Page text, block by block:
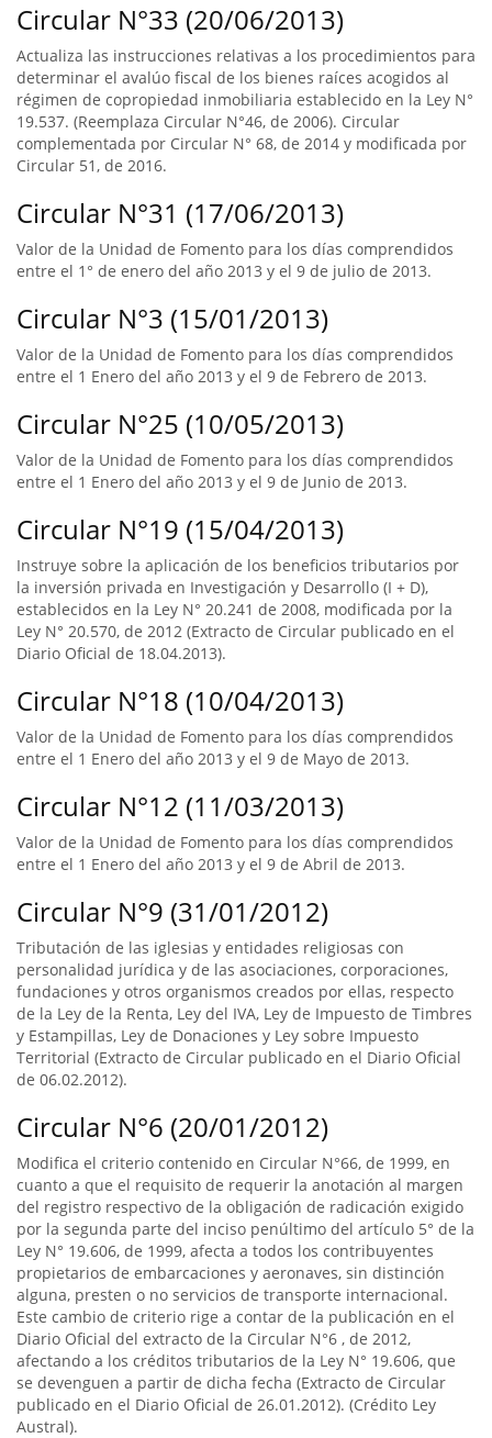
Circular N°33 (20/06/2013)
Actualiza las instrucciones relativas a los procedimientos para
determinar el avalúo fiscal de los bienes raíces acogidos al
régimen de copropiedad inmobiliaria establecido en la Ley N°
19.537. (Reemplaza Circular N°46, de 2006). Circular
complementada por Circular N° 68, de 2014 y modificada por
Circular 51, de 2016.
Circular N°31 (17/06/2013)
Valor de la Unidad de Fomento para los días comprendidos
entre el 1° de enero del año 2013 y el 9 de julio de 2013.
Circular N°3 (15/01/2013)
Valor de la Unidad de Fomento para los días comprendidos
entre el 1 Enero del año 2013 y el 9 de Febrero de 2013.
Circular N°25 (10/05/2013)
Valor de la Unidad de Fomento para los días comprendidos
entre el 1 Enero del año 2013 y el 9 de Junio de 2013.
Circular N°19 (15/04/2013)
Instruye sobre la aplicación de los beneficios tributarios por
la inversión privada en Investigación y Desarrollo (I + D),
establecidos en la Ley N° 20.241 de 2008, modificada por la
Ley N° 20.570, de 2012 (Extracto de Circular publicado en el
Diario Oficial de 18.04.2013).
Circular N°18 (10/04/2013)
Valor de la Unidad de Fomento para los días comprendidos
entre el 1 Enero del año 2013 y el 9 de Mayo de 2013.
Circular N°12 (11/03/2013)
Valor de la Unidad de Fomento para los días comprendidos
entre el 1 Enero del año 2013 y el 9 de Abril de 2013.
Circular N°9 (31/01/2012)
Tributación de las iglesias y entidades religiosas con
personalidad jurídica y de las asociaciones, corporaciones,
fundaciones y otros organismos creados por ellas, respecto
de la Ley de la Renta, Ley del IVA, Ley de Impuesto de Timbres
y Estampillas, Ley de Donaciones y Ley sobre Impuesto
Territorial (Extracto de Circular publicado en el Diario Oficial
de 06.02.2012).
Circular N°6 (20/01/2012)
Modifica el criterio contenido en Circular N°66, de 1999, en
cuanto a que el requisito de requerir la anotación al margen
del registro respectivo de la obligación de radicación exigido
por la segunda parte del inciso penúltimo del artículo 5° de la
Ley N° 19.606, de 1999, afecta a todos los contribuyentes
propietarios de embarcaciones y aeronaves, sin distinción
alguna, presten o no servicios de transporte internacional.
Este cambio de criterio rige a contar de la publicación en el
Diario Oficial del extracto de la Circular N°6 , de 2012,
afectando a los créditos tributarios de la Ley N° 19.606, que
se devenguen a partir de dicha fecha (Extracto de Circular
publicado en el Diario Oficial de 26.01.2012). (Crédito Ley
Austral).